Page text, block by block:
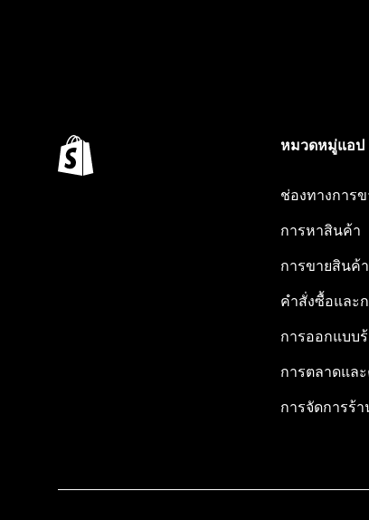
หมวดหมู่แอป
ช่องทางการข
การหาสินค้า
การขายสินค้า
คำสั่งซื้อและ
การออกแบบ
การตลาดแล
การจัดการร้